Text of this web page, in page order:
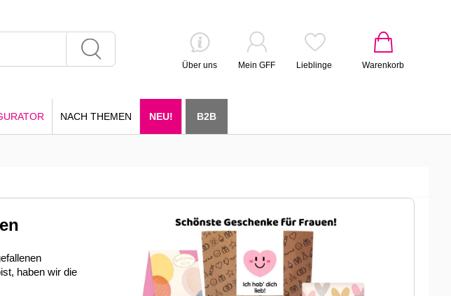
Warenkorb
Über uns Mein GFF Lieblinge
NACH THEMEN NEU! B2B
haben wir die